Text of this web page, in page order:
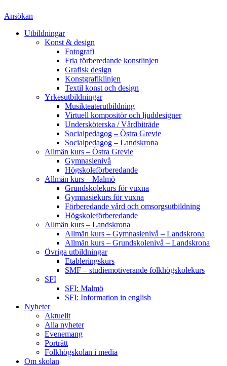
Ansökan
Utbildningar
Konst & design
Fotografi
Fria förberedande konstlinjen
Grafisk design
Konstgrafiklinjen
Textil konst och design
Yrkesutbildningar
Musikteaterutbildning
Virtuell kompositör och ljuddesigner
Undersköterska / Vårdbiträde
Socialpedagog – Östra Grevie
Socialpedagog – Landskrona
Allmän kurs – Östra Grevie
Gymnasienivå
Högskoleförberedande
Allmän kurs – Malmö
Grundskolekurs för vuxna
Gymnasiekurs för vuxna
Förberedande vård och omsorgsutbildning
Högskoleförberedande
Allmän kurs – Landskrona
Allmän kurs – Gymnasienivå – Landskrona
Allmän kurs – Grundskolenivå – Landskrona
Övriga utbildningar
Etableringskurs
SMF – studiemotiverande folkhögskolekurs
SFI
SFI: Malmö
SFI: Information in english
Nyheter
Aktuellt
Alla nyheter
Evenemang
Porträtt
Folkhögskolan i media
Om skolan